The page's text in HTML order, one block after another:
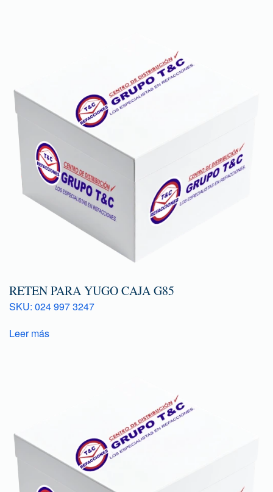
RETEN PARA YUGO CAJA G85
SKU: 024 997 3247
Leer más